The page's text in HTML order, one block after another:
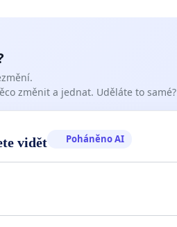
změnit a jednat. Uděláte to samé?
vidět Poháněno AI